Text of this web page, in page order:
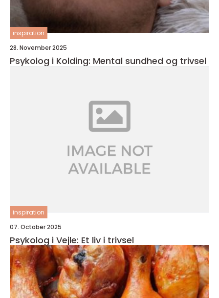
inspiration
28. November 2025
Psykolog i Kolding: Mental sundhed og trivsel
inspiration
07. October 2025
Psykolog i Vejle: Et liv i trivsel